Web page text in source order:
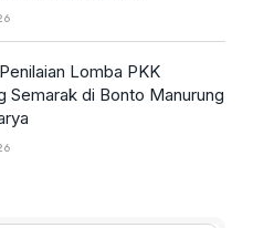
Lomba PKK
Semarak di Bonto Manurung